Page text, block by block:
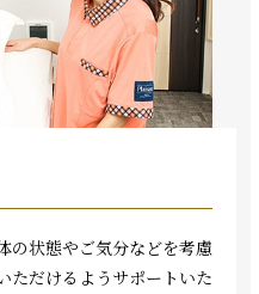
の状態やご気分などを考慮
ただけるようサポートいた